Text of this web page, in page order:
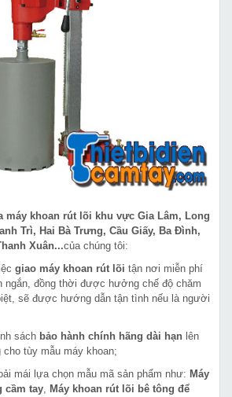
máy khoan rút lõi khu vực Gia Lâm, Long
Trì, Hai Bà Trưng, Cầu Giấy, Ba Đình,
Xuân...của chúng tôi:
giao máy khoan rút lõi tận nơi miễn phí
ngắn, đồng thời được hưởng chế độ chăm
sẽ được hướng dẫn tận tình nếu là người
sách bảo hành chính hãng dài hạn lên
tùy mẫu máy khoan;
mái lựa chọn mẫu mã sản phẩm như: Máy
cầm tay, Máy khoan rút lõi bê tông để